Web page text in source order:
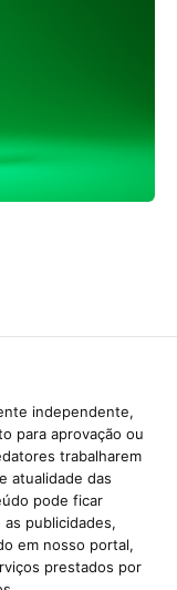
independente,
para aprovação ou
trabalharem
atualidade das
pode ficar
publicidades,
em nosso portal,
prestados por